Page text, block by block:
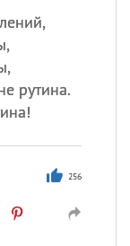
рутина.
256